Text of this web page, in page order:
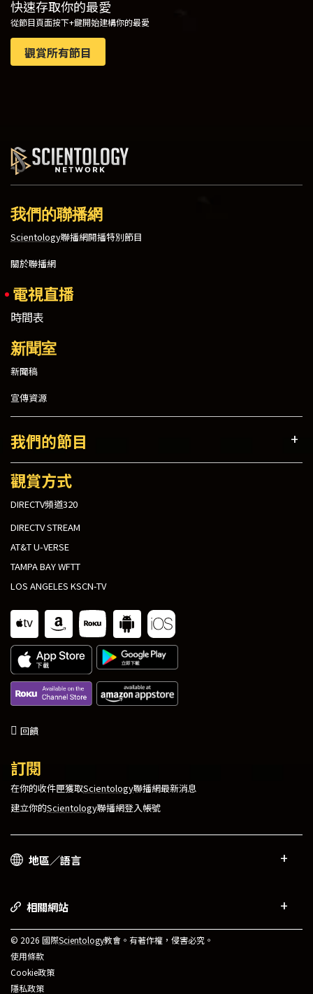
快速存取你的最愛
從節目頁面按下+鍵開始建構你的最愛
觀賞所有節目
我們的聯播網
Scientology聯播網開播特別節目
關於聯播網
電視直播
時間表
新聞室
新聞稿
宣傳資源
我們的節目
觀賞方式
DIRECTV頻道320
DIRECTV STREAM
AT&T U-VERSE
TAMPA BAY WFTT
LOS ANGELES KSCN-TV
回饋
訂閱
在你的收件匣獲取Scientology聯播網最新消息
建立你的Scientology聯播網登入帳號
地區／語言
相關網站
© 2026 國際Scientology教會。有著作權，侵害必究。
使用條款
Cookie政策
隱私政策